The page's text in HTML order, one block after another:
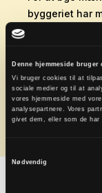
Denne hjemmeside bruger
Vi bruger cookies til at
sociale medier og til at
vores hjemmeside med
analysepartnere. Vores
givet dem, eller som de har
Nødvendig
byggeriet har
Læs mere hos
genbrugte
klimaregnskab